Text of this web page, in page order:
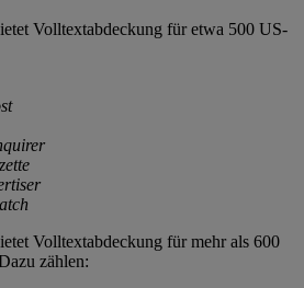
Volltextabdeckung für etwa 500 US-
Volltextabdeckung für mehr als 600
zählen: